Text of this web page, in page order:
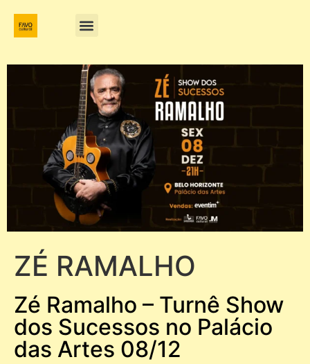
ZÉ RAMALHO
Zé Ramalho – Turnê Show
dos Sucessos no Palácio
das Artes 08/12